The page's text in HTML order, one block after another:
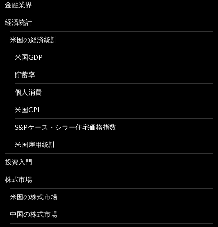
金融業界
経済統計
米国の経済統計
米国GDP
貯蓄率
個人消費
米国CPI
S&Pケース・シラー住宅価格指数
米国雇用統計
投資入門
株式市場
米国の株式市場
中国の株式市場